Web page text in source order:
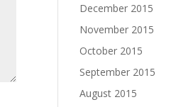
December 2015
November 2015
October 2015
September 2015
August 2015